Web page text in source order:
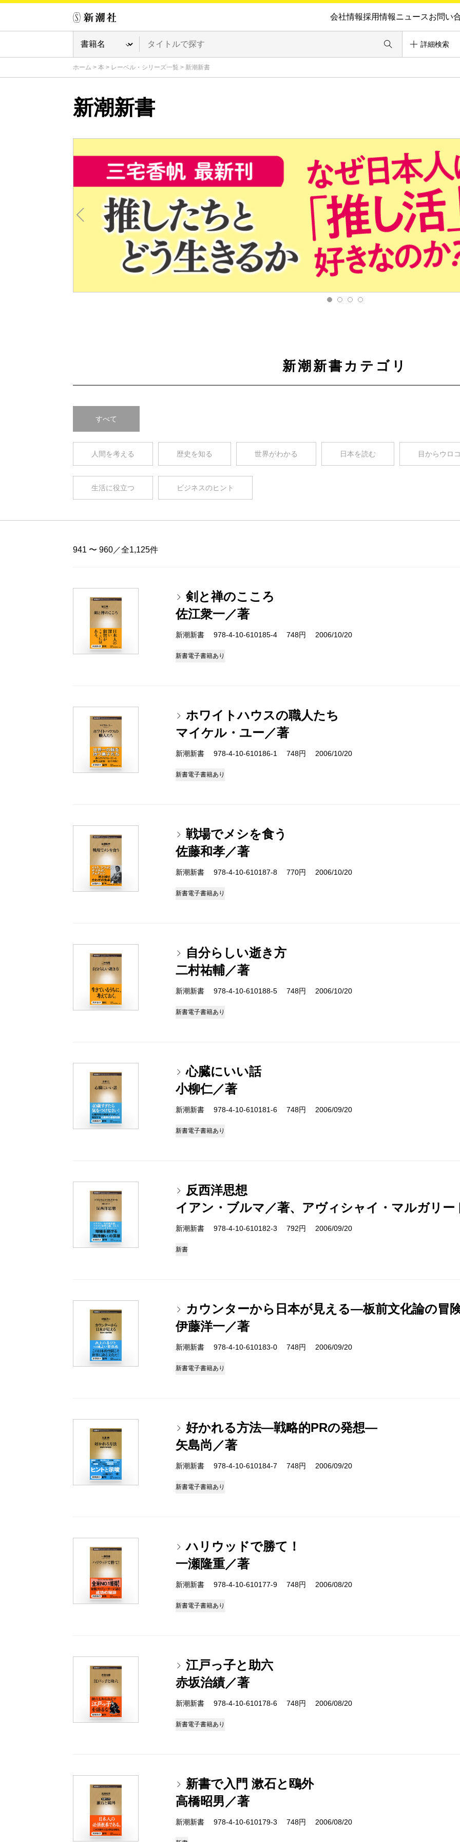
会社情報採用情報ニュースお問い
詳細検索
ホーム > 本 > レーベル・シリーズ一覧 > 新潮新書
新潮新書
新潮新書カテゴリ
すべて
人間を考える 歴史を知る 世界がわかる 日本を読む 目からウロコ
生活に役立つ ビジネスのヒント
941 〜 960／全1,125件
剣と禅のこころ
佐江衆一／著
新潮新書 978-4-10-610185-4 748円 2006/10/20
新書電子書籍あり
ホワイトハウスの職人たち
マイケル・ユー／著
新潮新書 978-4-10-610186-1 748円 2006/10/20
新書電子書籍あり
戦場でメシを食う
佐藤和孝／著
新潮新書 978-4-10-610187-8 770円 2006/10/20
新書電子書籍あり
自分らしい逝き方
二村祐輔／著
新潮新書 978-4-10-610188-5 748円 2006/10/20
新書電子書籍あり
心臓にいい話
小柳仁／著
新潮新書 978-4-10-610181-6 748円 2006/09/20
新書電子書籍あり
反西洋思想
イアン・ブルマ／著、アヴィシャイ・マルガリー
新潮新書 978-4-10-610182-3 792円 2006/09/20
新書
カウンターから日本が見える―板前文化論の冒
伊藤洋一／著
新潮新書 978-4-10-610183-0 748円 2006/09/20
新書電子書籍あり
好かれる方法―戦略的PRの発想―
矢島尚／著
新潮新書 978-4-10-610184-7 748円 2006/09/20
新書電子書籍あり
ハリウッドで勝て！
一瀬隆重／著
新潮新書 978-4-10-610177-9 748円 2006/08/20
新書電子書籍あり
江戸っ子と助六
赤坂治績／著
新潮新書 978-4-10-610178-6 748円 2006/08/20
新書電子書籍あり
新書で入門 漱石と鴎外
高橋昭男／著
新潮新書 978-4-10-610179-3 748円 2006/08/20